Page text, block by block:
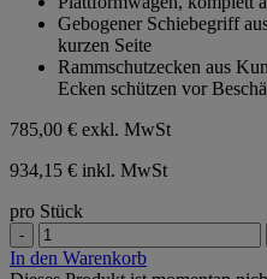
Sternen.Gebogener Schiebegriff
kurzen Seite
Rammschutzecken aus
Ecken schützen vor
785,00 € exkl. MwSt
934,15 € inkl. MwSt
pro Stück
-
In den Warenkorb